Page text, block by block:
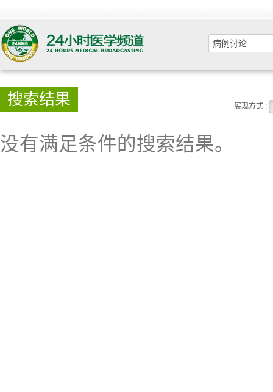
搜索结果 展现方式 :
没有满足条件的搜索结果。